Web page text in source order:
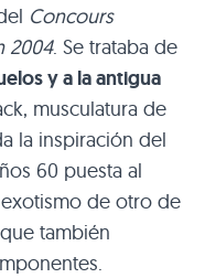
Concours
2004. Se trataba de
y a la antigua
musculatura de
la inspiración del
60 puesta al
de otro de
también